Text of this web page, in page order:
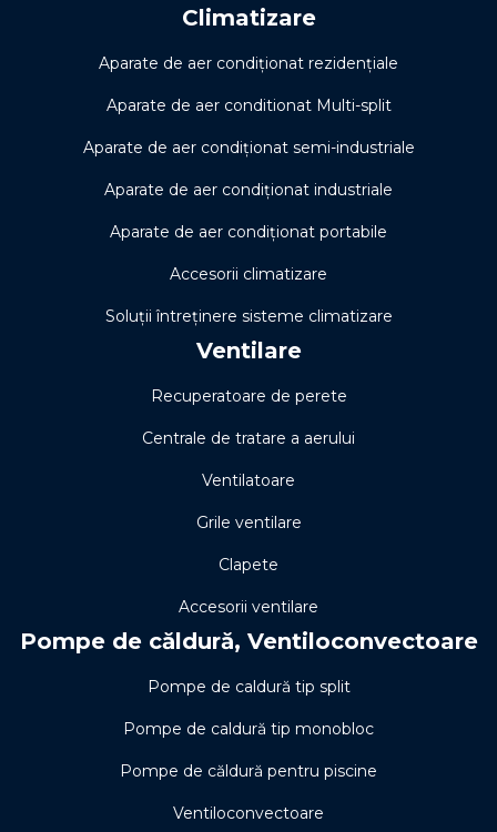
Climatizare
Aparate de aer condiționat rezidențiale
Aparate de aer conditionat Multi-split
Aparate de aer condiționat semi-industriale
Aparate de aer condiționat industriale
Aparate de aer condiționat portabile
Accesorii climatizare
Soluţii întreţinere sisteme climatizare
Ventilare
Recuperatoare de perete
Centrale de tratare a aerului
Ventilatoare
Grile ventilare
Clapete
Accesorii ventilare
Pompe de căldură, Ventiloconvectoare
Pompe de caldură tip split
Pompe de caldură tip monobloc
Pompe de căldură pentru piscine
Ventiloconvectoare